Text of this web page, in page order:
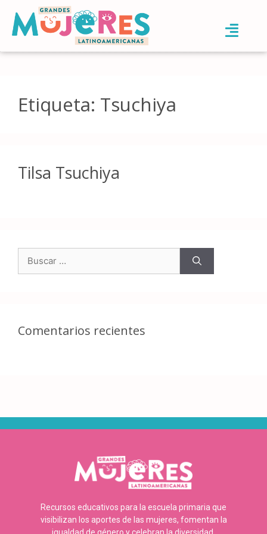
Etiqueta: Tsuchiya
Tilsa Tsuchiya
Comentarios recientes
Recursos educativos para la escuela primaria que
visibilizan los aportes de las mujeres, fomentan la
igualdad de género y celebran la diversidad.